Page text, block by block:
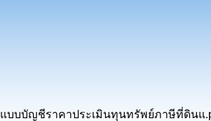
แบบบัญชีราคาประเมินทุนทรัพย์ภาษีที่ดินแ